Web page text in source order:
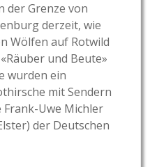
der Grenze von
derzeit, wie
Wölfen auf Rotwild
und Beute»
wurden ein
mit Sendern
Uwe Michler
der Deutschen